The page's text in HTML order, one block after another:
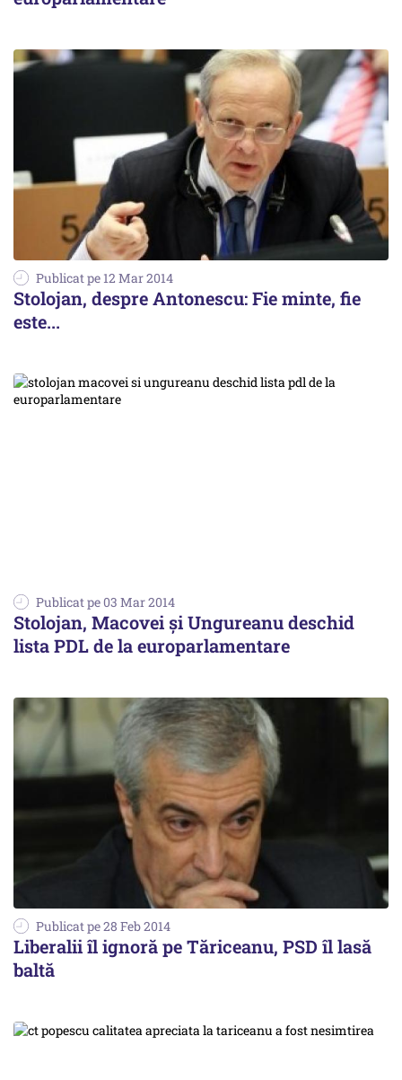
Publicat pe 12 Mar 2014
Stolojan, despre Antonescu: Fie minte, fie
este...
Publicat pe 03 Mar 2014
Stolojan, Macovei și Ungureanu deschid
lista PDL de la europarlamentare
Publicat pe 28 Feb 2014
Liberalii îl ignoră pe Tăriceanu, PSD îl lasă
baltă